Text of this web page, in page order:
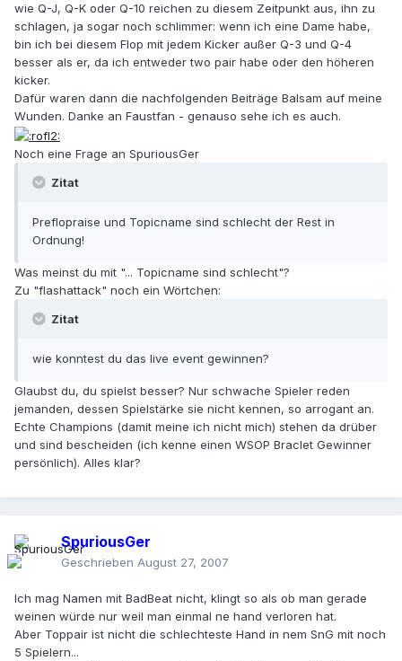
wie Q-J, Q-K oder Q-10 reichen zu diesem Zeitpunkt aus, ihn zu
schlagen, ja sogar noch schlimmer: wenn ich eine Dame habe,
bin ich bei diesem Flop mit jedem Kicker außer Q-3 und Q-4
besser als er, da ich entweder two pair habe oder den höheren
kicker.
Dafür waren dann die nachfolgenden Beiträge Balsam auf meine
Wunden. Danke an Faustfan - genauso sehe ich es auch.
Noch eine Frage an SpuriousGer
Zitat
Preflopraise und Topicname sind schlecht der Rest in
Ordnung!
Was meinst du mit "... Topicname sind schlecht"?
Zu "flashattack" noch ein Wörtchen:
Zitat
wie konntest du das live event gewinnen?
Glaubst du, du spielst besser? Nur schwache Spieler reden
jemanden, dessen Spielstärke sie nicht kennen, so arrogant an.
Echte Champions (damit meine ich nicht mich) stehen da drüber
und sind bescheiden (ich kenne einen WSOP Braclet Gewinner
persönlich). Alles klar?
SpuriousGer
Geschrieben August 27, 2007
Ich mag Namen mit BadBeat nicht, klingt so als ob man gerade
weinen würde nur weil man einmal ne hand verloren hat.
Aber Toppair ist nicht die schlechteste Hand in nem SnG mit noch
5 Spielern...